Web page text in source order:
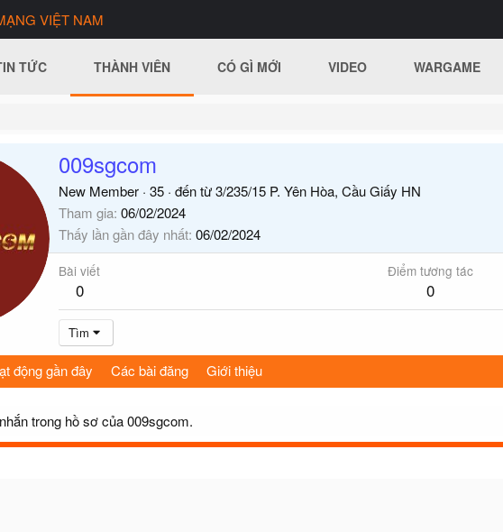
VIỆT NAM
TỨC THÀNH VIÊN CÓ GÌ MỚI VIDEO WARGAME
009sgcom
New Member · 35 · đến từ3/235/15 P. Yên Hòa, Cầu Giấy HN
Tham gia 06/02/2024
Thấy lần gần đây nhất 06/02/2024
Bài viết
0
Điểm tương tác
0
Tìm
động gần đây Các bài đăng Giới thiệu
trong hồ sơ của 009sgcom.